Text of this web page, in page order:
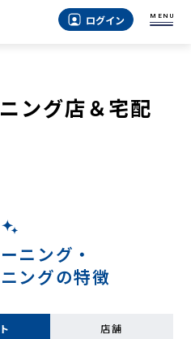
ログイン MENU
ング店＆宅配
ニング・
ングの特徴
店舗